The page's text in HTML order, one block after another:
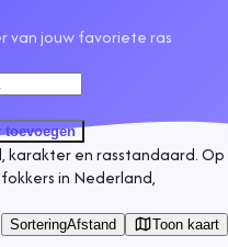
van jouw favoriete ras
toevoegen
karakter en rasstandaard. Op
in Nederland,
SorteringAfstand Toon kaart